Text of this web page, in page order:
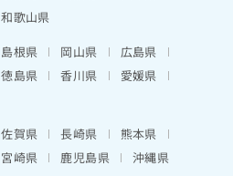
和歌山県
島根県 岡山県
広島県
徳島県 香川県
愛媛県
佐賀県 長崎県
熊本県
宮崎県 鹿児島県 沖縄県